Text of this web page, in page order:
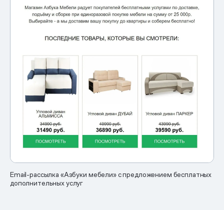
Email-рассылка «Азбуки мебели» с предложением бесплатных
дополнительных услуг